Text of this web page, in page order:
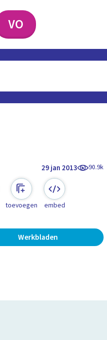
VO
29 jan 2013 90.9k
toevoegen embed
Werkbladen